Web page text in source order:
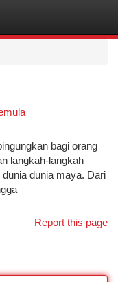
bagi orang
langkah-langkah
dunia maya. Dari
Report this page